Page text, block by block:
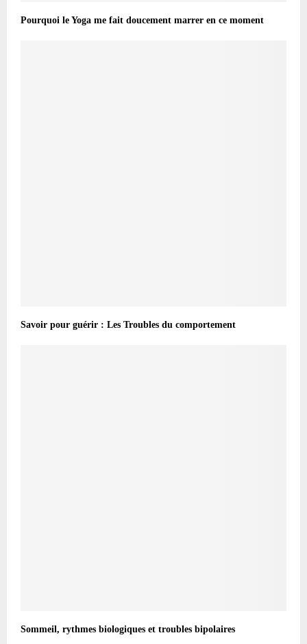
Pourquoi le Yoga me fait doucement marrer en ce moment
Savoir pour guérir : Les Troubles du comportement
Sommeil, rythmes biologiques et troubles bipolaires